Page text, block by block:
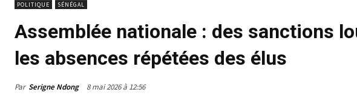
POLITIQUE SÉNÉGAL
Assemblée nationale : des sanctions
les absences répétées des élus
Par Serigne Ndong 8 mai 2026 à 12:56